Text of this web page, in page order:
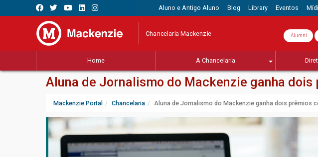
Aluno e Antigo Aluno Blog Library Eventos
Chancelaria Mackenzie Alumni
Home A Chancelaria
Aluna de Jornalismo do Mackenzie ganha
Mackenzie Portal Chancelaria Aluna de Jornalismo do Mackenzie ganha dois prêmios